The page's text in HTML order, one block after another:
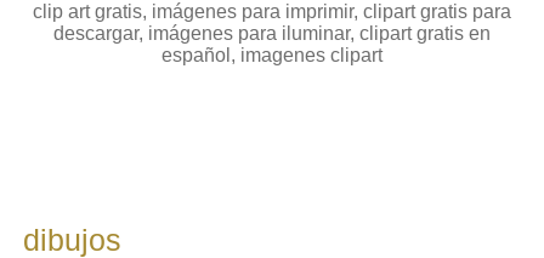
clip art gratis, imágenes para imprimir, clipart gratis para
descargar, imágenes para iluminar, clipart gratis en
español, imagenes clipart
dibujos